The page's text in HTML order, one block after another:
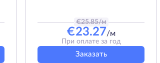
€25.85/м
€23.27/м
При оплате за год
Заказать